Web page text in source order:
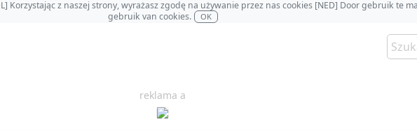
Korzystając z naszej strony, wyrażasz zgodę na używanie przez nas cookies [NED] Door gebruik te
gebruik van cookies.
OK
reklama a